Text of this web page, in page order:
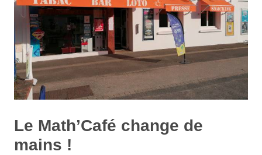
Le Math’Café change de
mains !